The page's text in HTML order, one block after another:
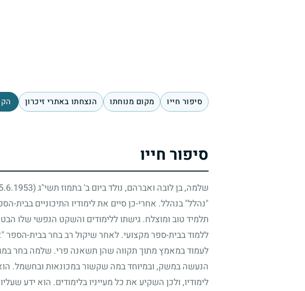
סיפור חייו מקום מנוחתו הנצחתו באתרי זיכרון
סיפור חייו
שלמה, בן לובה ואברהם, נולד ביום ב' בתמוז תשי"ג(15.6.1953)
"נהלל" בנהלל. אחרי-כן סיים את לימודיו התיכוניים
תלמיד טוב ומוצלח. גישתו ללימודים והשקט הנפשי שלו
ללמוד בבית-ספר מקצועי. לאחר שיקול רב בחר בבית-הספר
לעמוד במאמץ מתוך תקווה שהן תשאנה פרי. שלמה בחר
הנעשה במשק, ובמיוחד במה שקשור במכונאות ובחשמל.
לימודיו, ולכן השקיע את כל מעייניו בלימודים. הוא ידע